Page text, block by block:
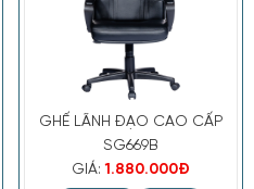
GHẾ LÃNH ĐẠO CAO CẤP
SG669B
GIÁ:1.880.000Đ